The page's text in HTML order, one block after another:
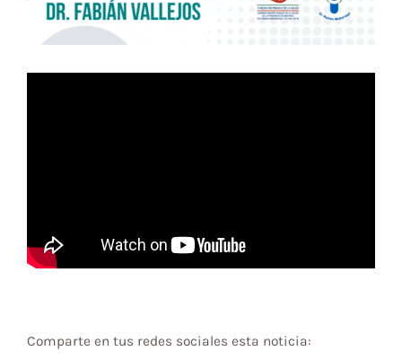
Comparte en tus redes sociales esta noticia: